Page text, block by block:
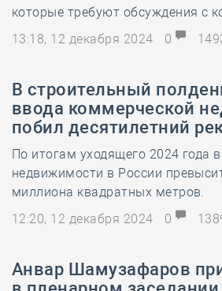
которые требуют обсуждения с
13:18, 12 декабря 2024
0
В строительный
ввода коммерческой
побил десятилетний
По итогам уходящего 2024 года
недвижимости в России
миллиона квадратных метров.
12:20, 12 декабря 2024
0
Анвар Шамузафаров